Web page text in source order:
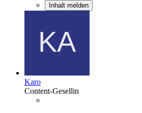
Inhalt melden
Karo
Content-Gesellin